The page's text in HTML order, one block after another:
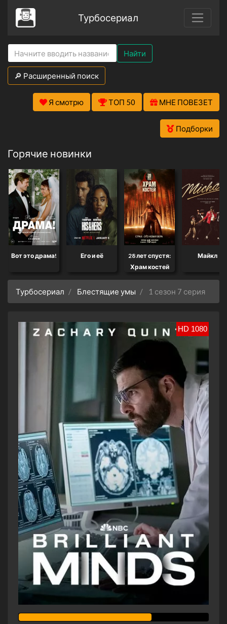
Турбосериал
Найти
🔎 Расширенный поиск
Я смотрю ТОП 50 МНЕ ПОВЕЗЕТ
Подборки
Горячие новинки
Вот это драма! Его и её
28 лет спустя:
Храм костей
Майкл
Турбосериал Блестящие умы 1 сезон 7 серия
HD 1080